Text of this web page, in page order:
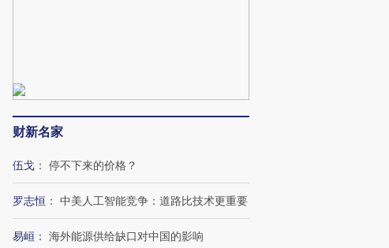
财新名家
伍戈 ： 停不下来的价格？
罗志恒 ： 中美人工智能竞争：道路比技术更重要
易峘 ： 海外能源供给缺口对中国的影响